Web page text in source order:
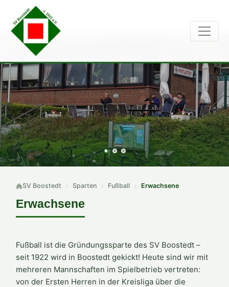
SV Boostedt Sparten Fußball Erwachsene
Erwachsene
Fußball ist die Gründungssparte des SV Boostedt –
seit 1922 wird in Boostedt gekickt! Heute sind wir mit
mehreren Mannschaften im Spielbetrieb vertreten:
von der Ersten Herren in der Kreisliga über die